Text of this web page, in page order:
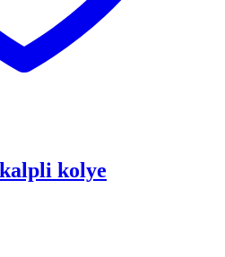
kolye